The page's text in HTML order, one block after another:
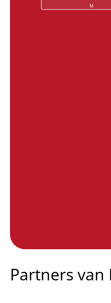
M
Partners van